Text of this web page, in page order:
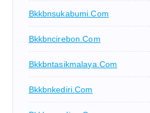
Bkkbnsukabumi.com
Bkkbncirebon.com
Bkkbntasikmalaya.com
Bkkbnkediri.com